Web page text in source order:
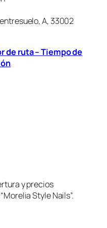
A, 33002
de ruta – Tiempo de
y precios
Style Nails”.